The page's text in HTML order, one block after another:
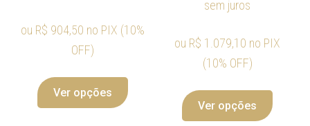
ou R$ 904,50 no PIX (10%
OFF)
Ver opções
sem juros
ou R$ 1.079,10 no PIX
(10% OFF)
Ver opções